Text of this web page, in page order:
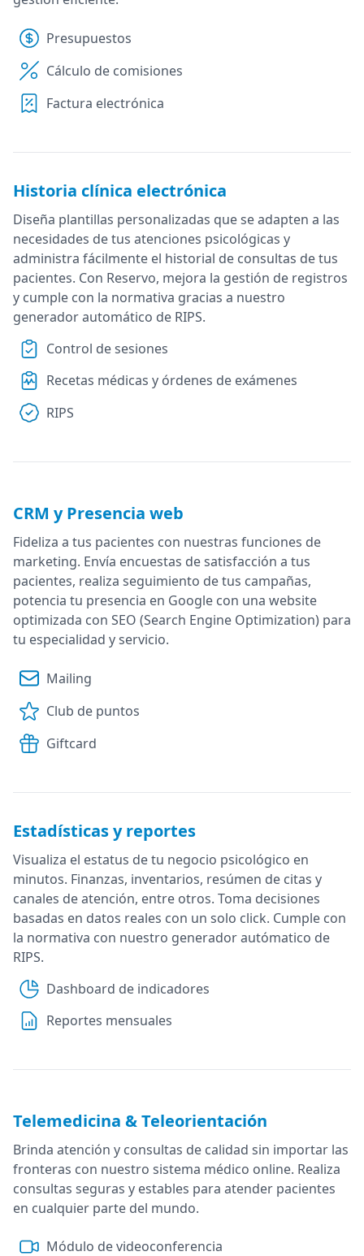
Presupuestos
Cálculo de comisiones
Factura electrónica
Historia clínica electrónica
Diseña plantillas personalizadas que se adapten a las
necesidades de tus atenciones psicológicas y
administra fácilmente el historial de consultas de tus
pacientes. Con Reservo, mejora la gestión de registros
y cumple con la normativa gracias a nuestro
generador automático de RIPS.
Control de sesiones
Recetas médicas y órdenes de exámenes
RIPS
CRM y Presencia web
Fideliza a tus pacientes con nuestras funciones de
marketing. Envía encuestas de satisfacción a tus
pacientes, realiza seguimiento de tus campañas,
potencia tu presencia en Google con una website
optimizada con SEO (Search Engine Optimization) para
tu especialidad y servicio.
Mailing
Club de puntos
Giftcard
Estadísticas y reportes
Visualiza el estatus de tu negocio psicológico en
minutos. Finanzas, inventarios, resúmen de citas y
canales de atención, entre otros. Toma decisiones
basadas en datos reales con un solo click. Cumple con
la normativa con nuestro generador autómatico de
RIPS.
Dashboard de indicadores
Reportes mensuales
Telemedicina & Teleorientación
Brinda atención y consultas de calidad sin importar las
fronteras con nuestro sistema médico online. Realiza
consultas seguras y estables para atender pacientes
en cualquier parte del mundo.
Módulo de videoconferencia